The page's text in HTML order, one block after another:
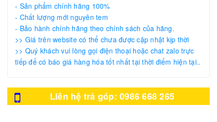
- Sản phẩm chính hãng 100%
- Chất lượng mới nguyên tem
- Bảo hành chính hãng theo chính sách của hãng.
>> Giá trên website có thể chưa được cập nhật kịp thời
>> Quý khách vui lòng gọi điện thoại hoặc chat zalo trực
tiếp để có báo giá hàng hóa tốt nhất tại thời điểm hiện tại..
Liên hệ trả góp: 0986 668 265